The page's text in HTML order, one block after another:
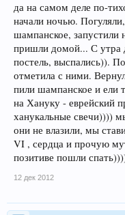
да на самом деле по-
начали ночью.
шампанское,
пришли домой... С утра
постель, выспались)).
отметила с ними.
пили шампанское и ели
на Хануку - еврейский
ханукальные свечи))))
они не влазили, мы
VI , сердца и прочую
позитиве пошли
12 дек 2012